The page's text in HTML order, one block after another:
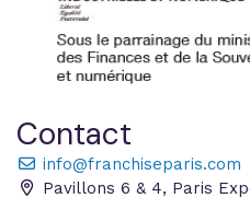
Contact
info@franchiseparis.com
Pavillons 6 & 4, Paris